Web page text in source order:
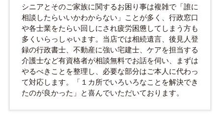
シニアとそのご家族に関するお困り事は複雑で「誰に
相談したらいいかわからない」ことが多く、行政窓口
や各士業をたらい回しにされ疲労困憊してしまう方も
多くいらっしゃいます。当店では相続遺言、後見人登
録の行政書士、不動産に強い宅建士、ケアを担当する
介護士など有資格者が相談無料でお話を伺い、まずは
やるべきことを整理し、必要な部分はご本人に代わっ
て対応します。「１カ所でいろいろなことを解決でき
たのが良かった」と喜んでいただいております。